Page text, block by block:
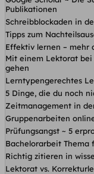
Publikationen
Schreibblockaden in
Tipps zum
Effektiv lernen – mehr
Mit einem Lektorat bei
gehen
Lerntypengerechtes
5 Dinge, die du noch
Zeitmanagement in
Gruppenarbeiten
Prüfungsangst ~ 5
Bachelorarbeit Thema
Richtig zitieren in
Lektorat vs.